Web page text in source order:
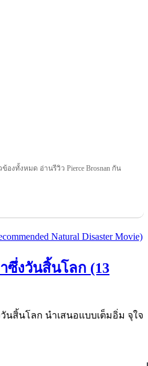
ข้องทั้งหมด อ่านรีวิว Pierce Brosnan กัน
ซึ่งวันสิ้นโลก (13
นสิ้นโลก นำเสนอแบบเต็มอิ่ม จุใจ